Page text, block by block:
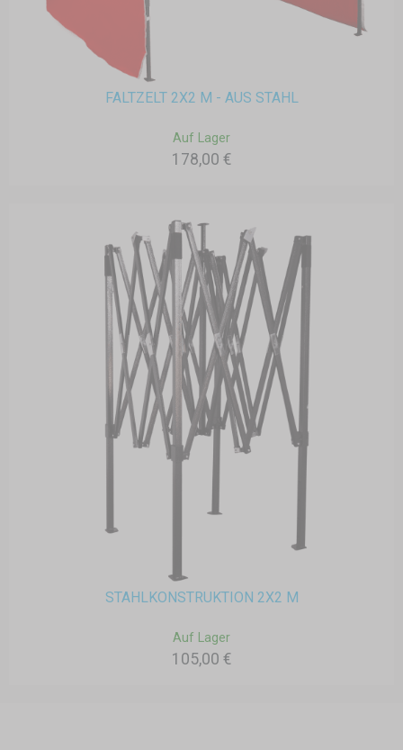
FALTZELT 2X2 M - AUS STAHL
Auf Lager
178,00 €
STAHLKONSTRUKTION 2X2 M
Auf Lager
105,00 €